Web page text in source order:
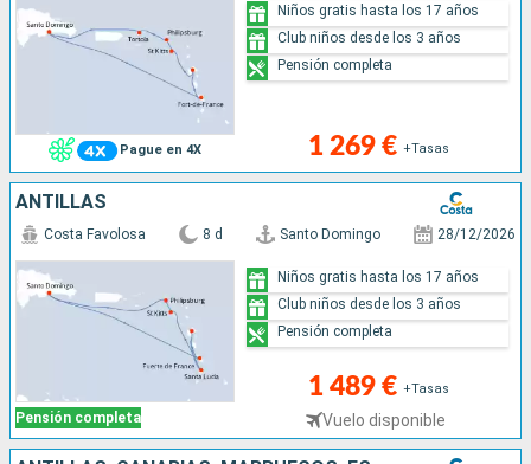
Pague en 4X 1 269 € +Tasas
Niños gratis hasta los 17 años
Club niños desde los 3 años
Pensión completa
ANTILLAS
Pensión completa
Costa Favolosa 8 d Santo Domingo 28/12/2026
1 489 € +Tasas
Vuelo disponible
Niños gratis hasta los 17 años
Club niños desde los 3 años
Pensión completa